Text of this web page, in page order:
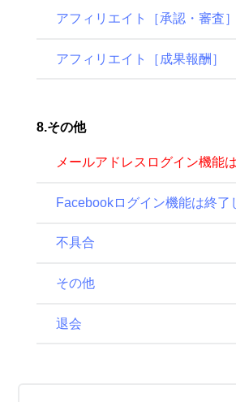
アフィリエイト［承認・審査］
アフィリエイト［成果報酬］
8.その他
メールアドレスログイン機能
Facebookログイン機能は終了
不具合
その他
退会